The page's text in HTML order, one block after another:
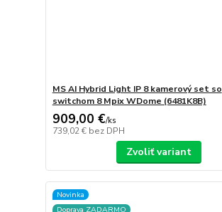
MS AI Hybrid Light IP 8 kamerový set so
switchom 8 Mpix WDome (6481K8B)
909,00 €/ks
739,02 € bez DPH
Zvoliť variant
Novinka
Doprava ZADARMO